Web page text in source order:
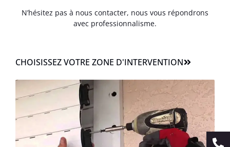
N’hésitez pas à nous contacter, nous vous répondrons
avec professionnalisme.
CHOISISSEZ VOTRE ZONE D'INTERVENTION